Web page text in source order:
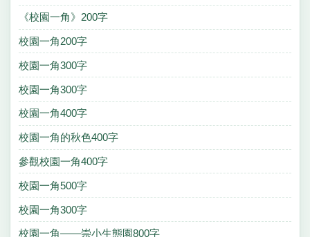
《校園一角》200字
校園一角200字
校園一角300字
校園一角300字
校園一角400字
校園一角的秋色400字
參觀校園一角400字
校園一角500字
校園一角300字
校園一角——崇小生態園800字